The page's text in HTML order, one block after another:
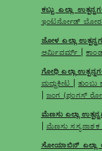
ಕಬ್ಬು ಎಲ್ಲಾ
ಇಂಟರ್ನೋಡ್
ಜೋಳ ಎಲ್ಲಾ
ಆರ್ಮಿವರ್ಮ್
|
ಗೋಧಿ ಎಲ್ಲಾ
ಮದ್ದುಕೀಟ
|ತುಂಬು
ಜಂಗ (ಫಂಗಸ್
ಮೆಣಸು ಎಲ್ಲಾ
ಮೆಣಸು ಸಸ್ಯನಾಶಕ
ಸೋಯಾಬಿನ್ ಎಲ್ಲಾ